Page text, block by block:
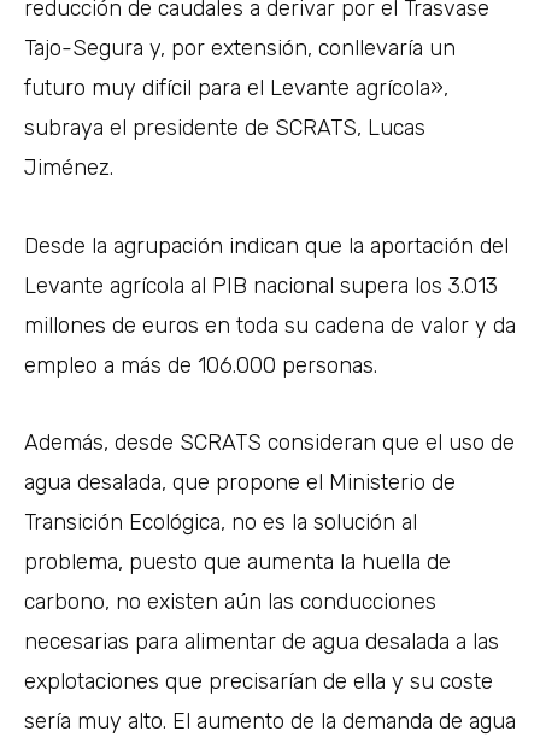
reducción de caudales a derivar por el Trasvase
Tajo-Segura y, por extensión, conllevaría un
futuro muy difícil para el Levante agrícola»,
subraya el presidente de SCRATS, Lucas
Jiménez.
Desde la agrupación indican que la aportación del
Levante agrícola al PIB nacional supera los 3.013
millones de euros en toda su cadena de valor y da
empleo a más de 106.000 personas.
Además, desde SCRATS consideran que el uso de
agua desalada, que propone el Ministerio de
Transición Ecológica, no es la solución al
problema, puesto que aumenta la huella de
carbono, no existen aún las conducciones
necesarias para alimentar de agua desalada a las
explotaciones que precisarían de ella y su coste
sería muy alto. El aumento de la demanda de agua